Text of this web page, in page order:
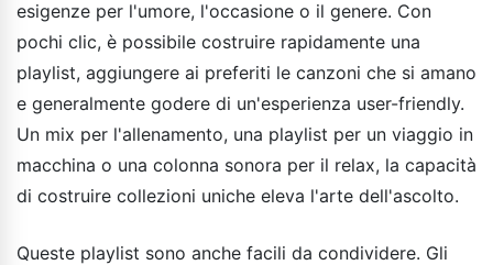
esigenze per l'umore, l'occasione o il genere. Con
pochi clic, è possibile costruire rapidamente una
playlist, aggiungere ai preferiti le canzoni che si amano
e generalmente godere di un'esperienza user-friendly.
Un mix per l'allenamento, una playlist per un viaggio in
macchina o una colonna sonora per il relax, la capacità
di costruire collezioni uniche eleva l'arte dell'ascolto.
Queste playlist sono anche facili da condividere. Gli